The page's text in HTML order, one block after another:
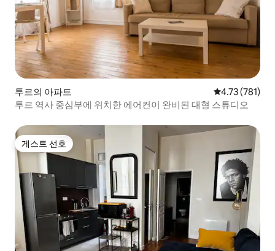
투르의 아파트 평점 4.73점(5
4.73 (781)
투르 역사 중심부에 위치한 에어컨이 완비된 대형 스튜디오
게스트 선호
게스트 선호